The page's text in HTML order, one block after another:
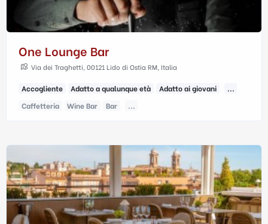
One Lounge Bar
Via dei Traghetti, 00121 Lido di Ostia RM, Italia
Accogliente Adatto a qualunque età Adatto ai giovani
...
Caffetteria
Wine Bar Bar ...